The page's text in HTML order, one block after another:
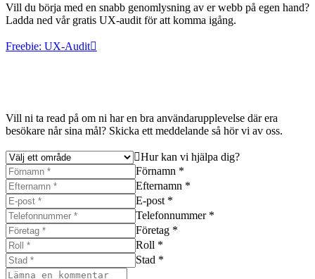
Vill du börja med en snabb genomlysning av er webb på egen hand?
Ladda ned vår gratis UX-audit för att komma igång.
Freebie: UX-Audit
Vill ni ta read på om ni har en bra användarupplevelse där era
besökare når sina mål? Skicka ett meddelande så hör vi av oss.
Hur kan vi hjälpa dig?
Förnamn *
Efternamn *
E-post *
Telefonnummer *
Företag *
Roll *
Stad *